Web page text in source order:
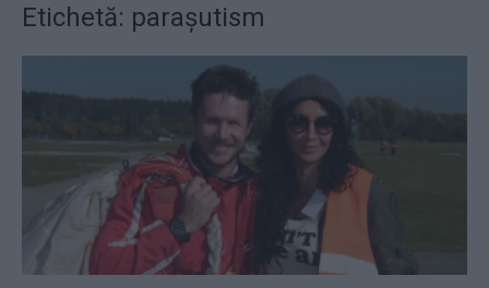
Etichetă: parașutism